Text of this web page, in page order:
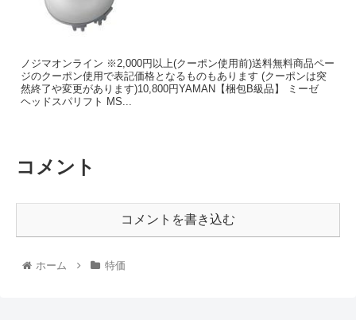
ノジマオンライン ※2,000円以上(クーポン使用前)送料無料商品ペー
ジのクーポン使用で表記価格となるものもあります (クーポンは突
然終了や変更があります)10,800円YAMAN【梱包B級品】 ミーゼ
ヘッドスパリフト MS...
コメント
コメントを書き込む
ホーム 特価